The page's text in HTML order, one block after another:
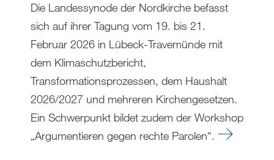
Die Landessynode der Nordkirche befasst
sich auf ihrer Tagung vom 19. bis 21.
Februar 2026 in Lübeck-Travemünde mit
dem Klimaschutzbericht,
Transformationsprozessen, dem Haushalt
2026/2027 und mehreren Kirchengesetzen.
Ein Schwerpunkt bildet zudem der Workshop
„Argumentieren gegen rechte Parolen“.